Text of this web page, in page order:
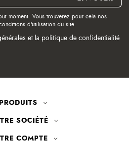
moment. Vous trouverez pour cela nos
d'utilisation du site.
et la politique de confidentialité
PRODUITS
SOCIÉTÉ
COMPTE